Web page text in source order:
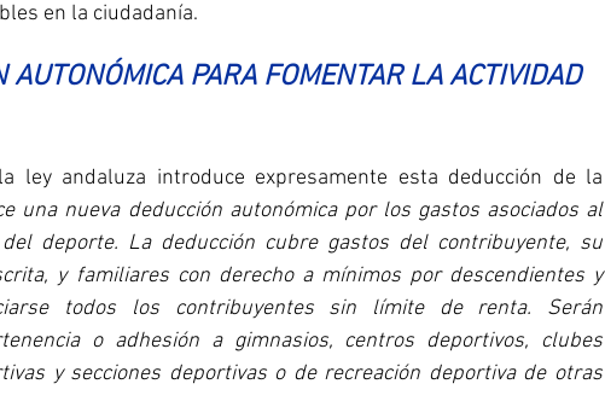
en la ciudadanía.
AUTONÓMICA PARA FOMENTAR LA ACTIVIDAD
ley andaluza introduce expresamente esta deducción de la
una nueva deducción autonómica por los gastos asociados al
deporte. La deducción cubre gastos del contribuyente, su
y familiares con derecho a mínimos por descendientes y
todos los contribuyentes sin límite de renta. Serán
o adhesión a gimnasios, centros deportivos, clubes
y secciones deportivas o de recreación deportiva de otras